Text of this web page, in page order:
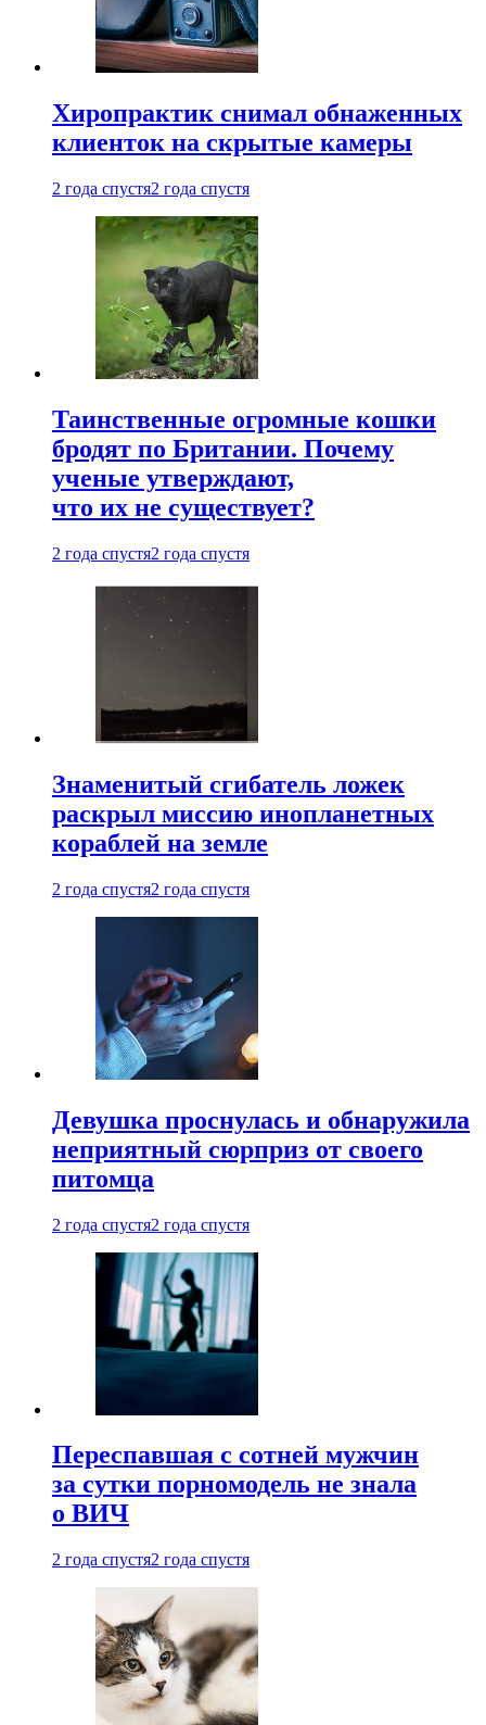
Хиропрактик снимал обнаженных
клиенток на скрытые камеры
2 года спустя2 года спустя
Таинственные огромные кошки
бродят по Британии. Почему
ученые утверждают,
что их не существует?
2 года спустя2 года спустя
Знаменитый сгибатель ложек
раскрыл миссию инопланетных
кораблей на земле
2 года спустя2 года спустя
Девушка проснулась и обнаружила
неприятный сюрприз от своего
питомца
2 года спустя2 года спустя
Переспавшая с сотней мужчин
за сутки порномодель не знала
о ВИЧ
2 года спустя2 года спустя